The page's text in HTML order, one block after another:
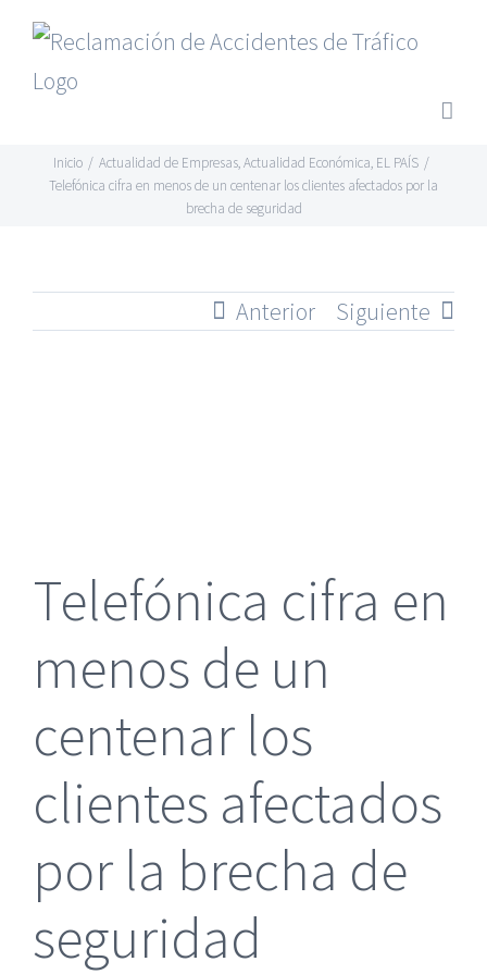
Saltar
contenido
Inicio / Actualidad de Empresas,Actualidad Económica, EL PAÍS /
Telefónica cifra en menos de un centenar los clientes afectados por la
brecha de seguridad
Anterior Siguiente
Telefónica cifra en
menos de un
centenar los
clientes afectados
por la brecha de
seguridad